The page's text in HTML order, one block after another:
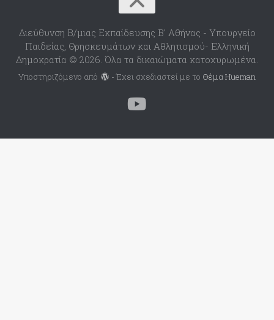
Διεύθυνση Β/μιας Εκπαίδευσης Β' Αθήνας - Υπουργείο
Παιδείας, Θρησκευμάτων και Αθλητισμού- Ελληνική
Δημοκρατία © 2026. Όλα τα δικαιώματα κατοχυρωμένα.
Υποστηριζόμενο από - Έχει σχεδιαστεί με το Θέμα Ηueman